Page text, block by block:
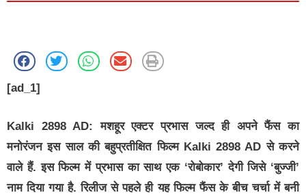
[ad_1]
Kalki 2898 AD:
मशहूर एक्टर प्रभास जल्द ही अपने फैंस का
मनोरंजन इस साल की बहुप्रतीक्षित फिल्म Kalki 2898 AD से करने
वाले हैं. इस फिल्म में प्रभास का साथ एक ‘रोबोकार’ देगी जिसे ‘बुज्जी’
नाम दिया गया है. रिलीज से पहले ही यह फिल्म फैंस के बीच चर्चा में बनी